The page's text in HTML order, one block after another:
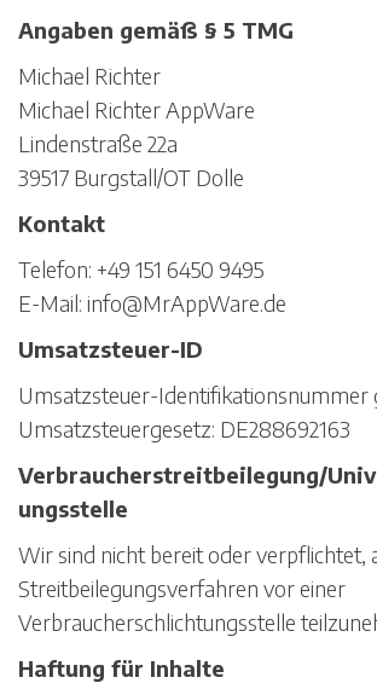
Angaben gemäß § 5 TMG
Michael Richter
Michael Richter AppWare
Lindenstraße 22a
39517 Burgstall/OT Dolle
Kontakt
Telefon: +49 151 6450 9495
E-Mail: info@MrAppWare.de
Umsatzsteuer-ID
Umsatzsteuer-Identifikationsnummer
Umsatzsteuergesetz: DE288692163
Verbraucherstreitbeilegung/
ungsstelle
Wir sind nicht bereit oder verpflichtet,
Streitbeilegungsverfahren vor einer
Verbraucherschlichtungsstelle
Haftung für Inhalte